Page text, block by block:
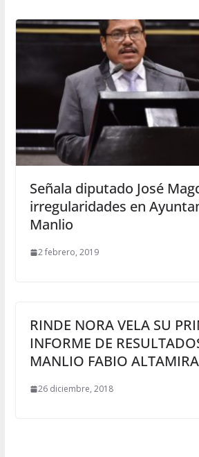
Señala diputado José
irregularidades en
Manlio
2 febrero, 2019
RINDE NORA VELA SU
INFORME DE
MANLIO FABIO
26 diciembre, 2018